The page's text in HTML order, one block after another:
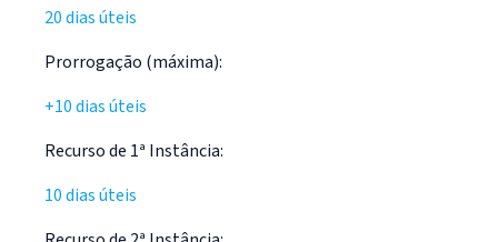
20 dias úteis
Prorrogação (máxima):
+10 dias úteis
Recurso de 1ª Instância:
10 dias úteis